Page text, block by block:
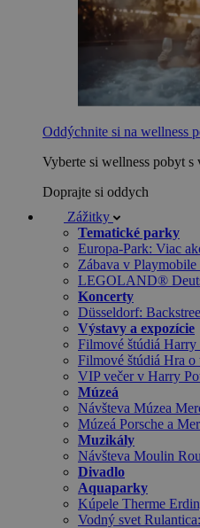
Oddýchnite si na wellness
Vyberte si wellness pobyt s
Doprajte si oddych
Zážitky
Tematické parky
Europa-Park: Viac
Zábava v
LEGOLAND®
Koncerty
Düsseldorf:
Výstavy a expozície
Filmové štúdiá
Filmové štúdiá Hra
VIP večer v Harry
Múzeá
Návšteva Múzea
Múzeá Porsche a
Muzikály
Návšteva Moulin
Divadlo
Aquaparky
Kúpele Therme
Vodný svet